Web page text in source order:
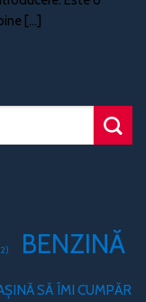
[...]
BENZINĂ
SĂ ÎMI CUMPĂR